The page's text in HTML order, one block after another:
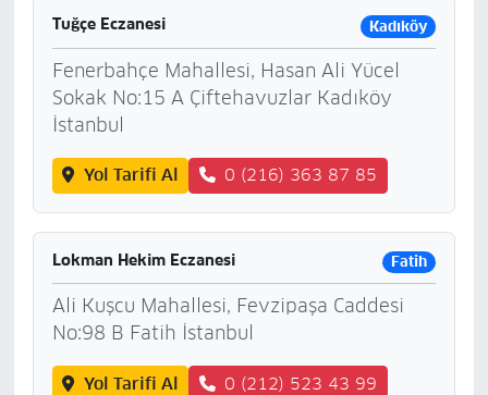
Tuğçe Eczanesi Kadıköy
Fenerbahçe Mahallesi, Hasan Ali Yücel
Sokak No:15 A Çiftehavuzlar Kadıköy
İstanbul
Yol Tarifi Al 0 (216) 363 87 85
Lokman Hekim Eczanesi Fatih
Ali Kuşcu Mahallesi, Fevzipaşa Caddesi
No:98 B Fatih İstanbul
Yol Tarifi Al 0 (212) 523 43 99